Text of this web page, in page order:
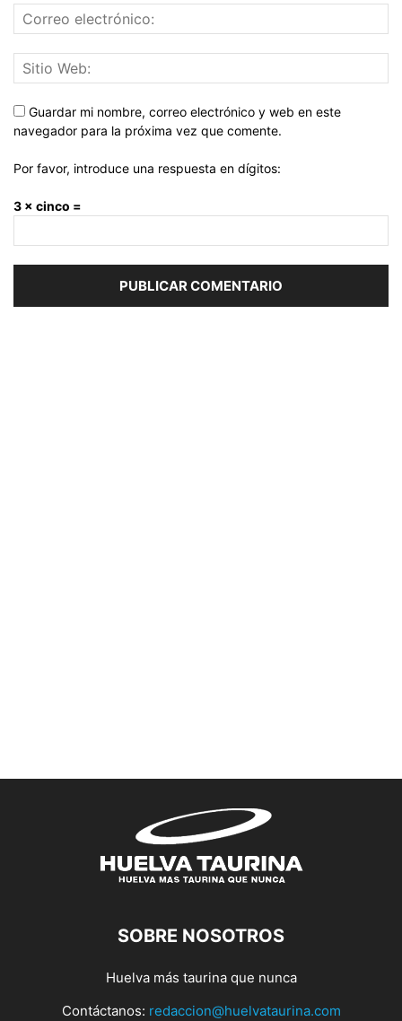
Guardar mi nombre, correo electrónico y web en este
navegador para la próxima vez que comente.
Por favor, introduce una respuesta en dígitos:
3 × cinco =
SOBRE NOSOTROS
Huelva más taurina que nunca
Contáctanos: redaccion@huelvataurina.com